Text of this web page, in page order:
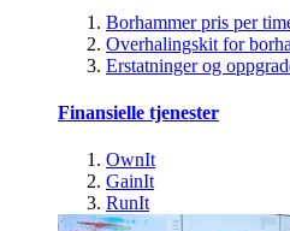
Borhammer pris per
Overhalingskit for
Erstatninger og
Finansielle tjenester
OwnIt
GainIt
RunIt